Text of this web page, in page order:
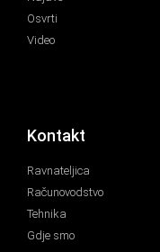
Osvrti
Video
Kontakt
Ravnateljica
Računovodstvo
Tehnika
Gdje smo